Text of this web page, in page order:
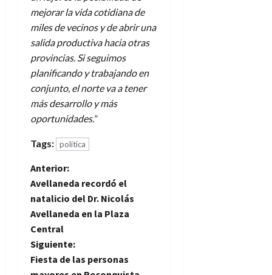
mejorar la vida cotidiana de
miles de vecinos y de abrir una
salida productiva hacia otras
provincias. Si seguimos
planificando y trabajando en
conjunto, el norte va a tener
más desarrollo y más
oportunidades.”
Tags: política
N
a
v
e
Anterior:
Avellaneda recordó el
natalicio del Dr. Nicolás
Avellaneda en la Plaza
Central
Siguiente:
Fiesta de las personas